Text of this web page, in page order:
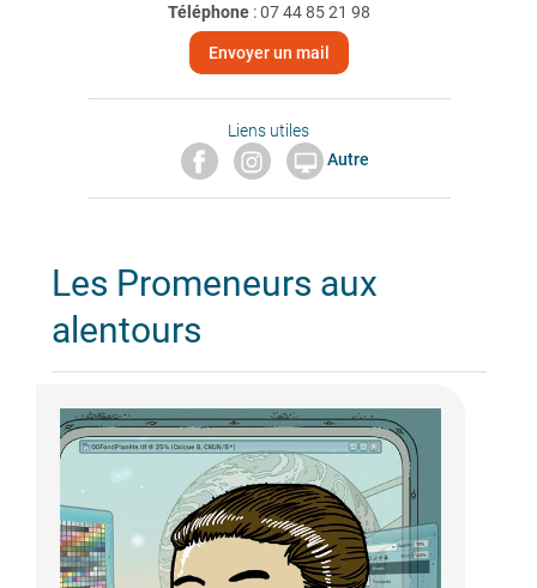
Téléphone:07 44 85 21 98
Envoyer un mail
Liens utiles
 Autre
Les Promeneurs aux
alentours